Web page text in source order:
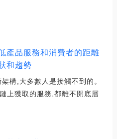
品服務和消費者的距離
和趨勢
構,大多數人是接觸不到的。
上獲取的服務,都離不開底層